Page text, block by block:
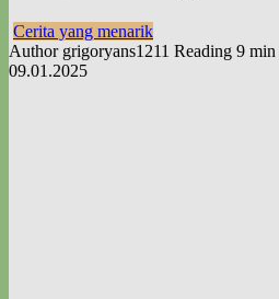
Cerita yang menarik
Author grigoryans1211 Reading 9 min
09.01.2025